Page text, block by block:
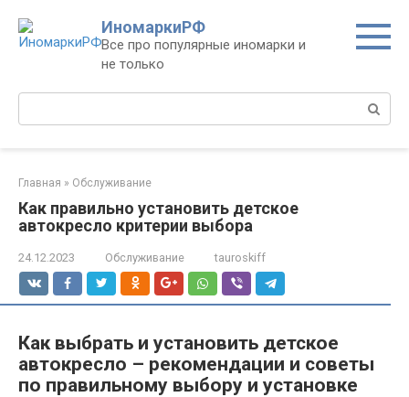
контенту
ИномаркиРФ
Все про популярные иномарки и
не только
Поиск:
Главная » Обслуживание
Как правильно установить детское
автокресло критерии выбора
24.12.2023 Обслуживание tauroskiff
Как выбрать и установить детское
автокресло – рекомендации и советы
по правильному выбору и установке